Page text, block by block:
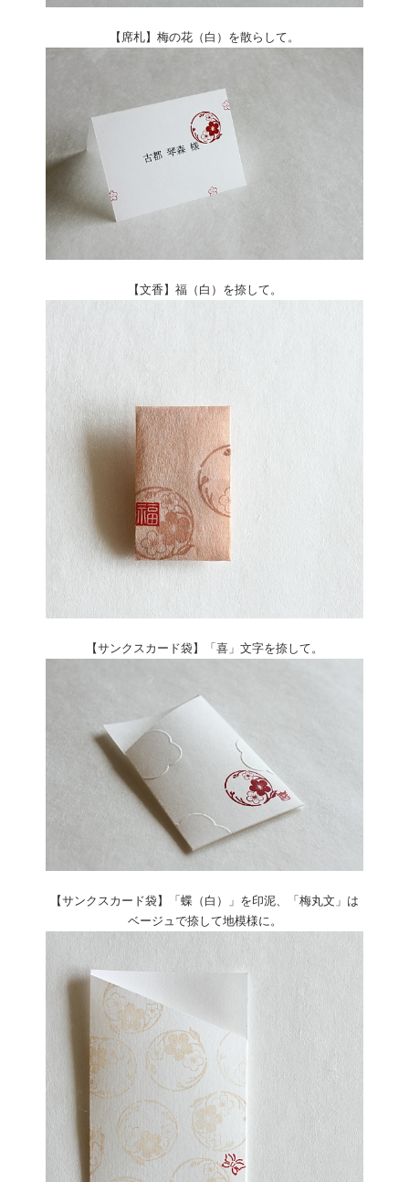
【席札】梅の花（白）を散らして。
【文香】福（白）を捺して。
【サンクスカード袋】「喜」文字を捺して。
【サンクスカード袋】「蝶（白）」を印泥、「梅丸文」は
ベージュで捺して地模様に。